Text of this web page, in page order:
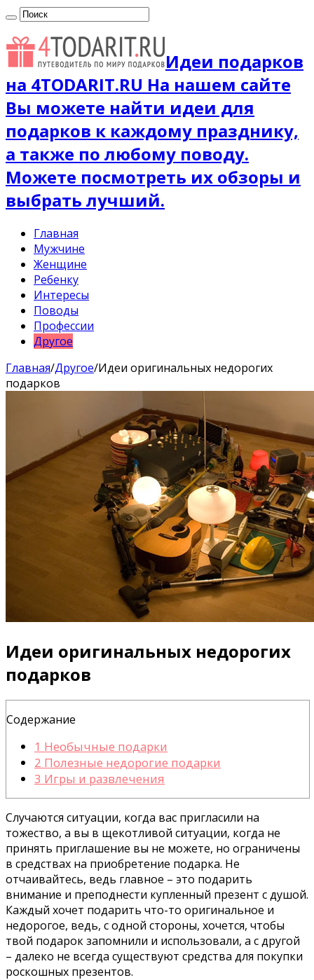
Идеи подарков
на 4TODARIT.RU На нашем сайте
Вы можете найти идеи для
подарков к каждому празднику,
а также по любому поводу.
Можете посмотреть их обзоры и
выбрать лучший.
Главная
Мужчине
Женщине
Ребенку
Интересы
Поводы
Профессии
Другое
Главная/Другое/Идеи оригинальных недорогих
подарков
Идеи оригинальных недорогих
подарков
Содержание
1 Необычные подарки
2 Полезные недорогие подарки
3 Игры и развлечения
Случаются ситуации, когда вас пригласили на
тожество, а вы в щекотливой ситуации, когда не
принять приглашение вы не можете, но ограничены
в средствах на приобретение подарка. Не
отчаивайтесь, ведь главное – это подарить
внимание и преподнести купленный презент с душой.
Каждый хочет подарить что-то оригинальное и
недорогое, ведь, с одной стороны, хочется, чтобы
твой подарок запомнили и использовали, а с другой
– далеко не всегда существуют средства для покупки
роскошных презентов.